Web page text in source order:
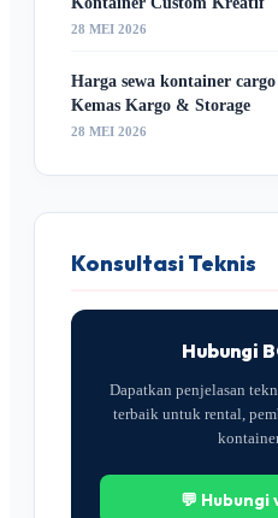
28 MEI 2026
Harga sewa kontainer
Kemas Kargo & Storage
28 MEI 2026
Konsultasi Teknis
Hubungi
Dapatkan penjelasan
terbaik untuk rental,
💬 Hubungi